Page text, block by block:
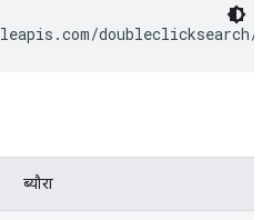
doubleclicksearch/
ब्यौरा